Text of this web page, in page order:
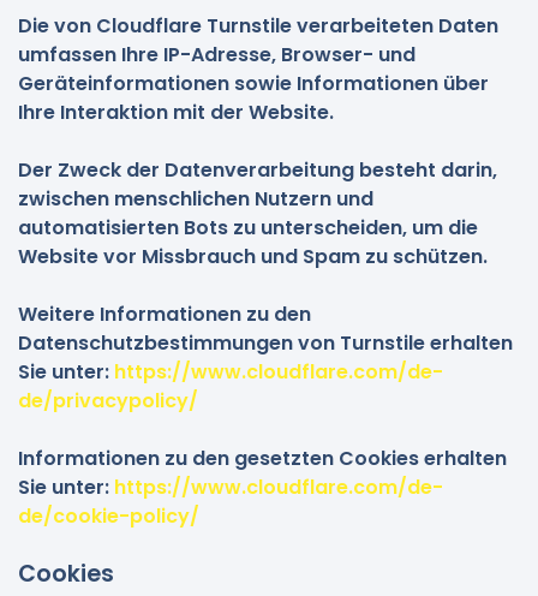
Die von Cloudflare Turnstile verarbeiteten Daten
umfassen Ihre IP-Adresse, Browser- und
Geräteinformationen sowie Informationen über
Ihre Interaktion mit der Website.
Der Zweck der Datenverarbeitung besteht darin,
zwischen menschlichen Nutzern und
automatisierten Bots zu unterscheiden, um die
Website vor Missbrauch und Spam zu schützen.
Weitere Informationen zu den
Datenschutzbestimmungen von Turnstile erhalten
Sie unter: https://www.cloudflare.com/de-
de/privacypolicy/
Informationen zu den gesetzten Cookies erhalten
Sie unter: https://www.cloudflare.com/de-
de/cookie-policy/
Cookies